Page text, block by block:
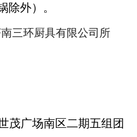
除外）。
三环厨具有限公司所
茂广场南区二期五组团